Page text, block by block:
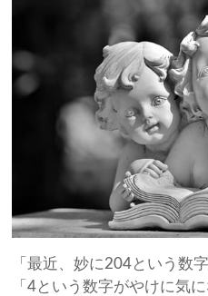
「最近、妙に204という数
「4という数字がやけに気に